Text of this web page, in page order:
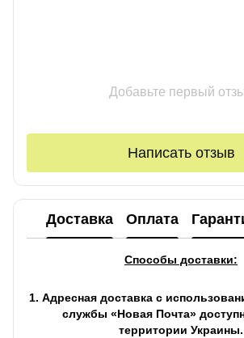
Добавьте первый
Написать отзыв
Доставка Оплата
Способы доставки:
1. Адресная доставка с
службы «Новая Почта»
территории Украины.